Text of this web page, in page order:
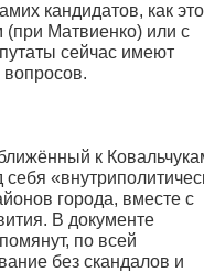
кандидатов, как это
Матвиенко) или с
сейчас имеют
к
города, вместе с
В документе
по всей
без скандалов и